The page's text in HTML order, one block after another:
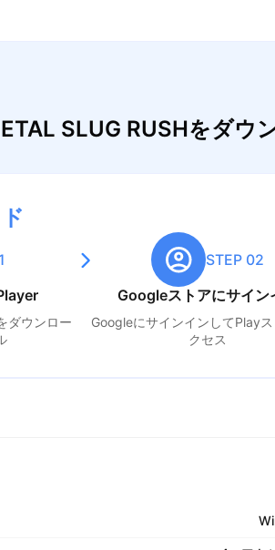
SLUG RUSHをダウ
ダウンロー
STEP 02
Googleストアにサイン
GoogleにサインインしてPlay
クセス